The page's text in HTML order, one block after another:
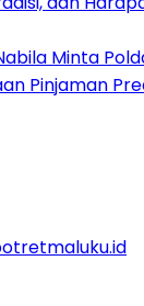
Minta
Pinjaman